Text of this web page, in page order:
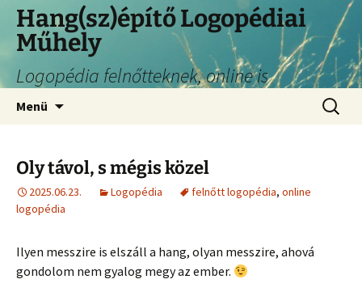
Hang(sz)építő Logopédiai
Műhely
Logopédia felnőtteknek, online is
Menü
Oly távol, s mégis közel
2025.06.23. Logopédia felnőtt logopédia, online
logopédia
Ilyen messzire is elszáll a hang, olyan messzire, ahová
gondolom nem gyalog megy az ember.